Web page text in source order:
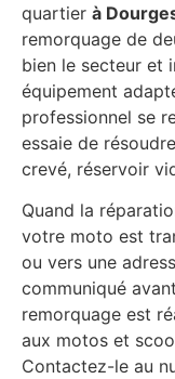
quartier à
remorquage de
bien le secteur et
équipement
professionnel se
essaie de
crevé, réservoir
Quand la
votre moto est
ou vers une
communiqué
remorquage est
aux motos et
Contactez-le au